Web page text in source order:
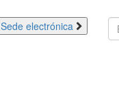
Sede electrónica